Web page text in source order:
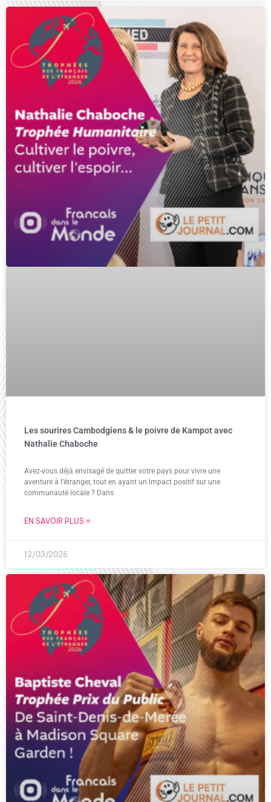
Les sourires Cambodgiens & le poivre de Kampot avec
Nathalie Chaboche
Avez-vous déjà envisagé de quitter votre pays pour vivre une
aventure à l’étranger, tout en ayant un impact positif sur une
communauté locale ? Dans
EN SAVOIR PLUS »
12/03/2026